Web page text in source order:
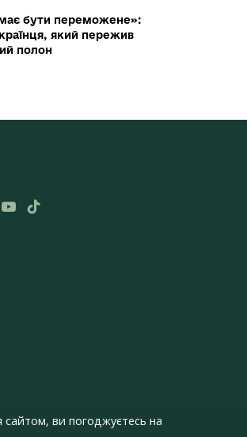
бути переможене»:
який пережив
полон
ви погоджуєтесь на